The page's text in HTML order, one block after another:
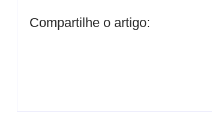
Compartilhe o artigo: